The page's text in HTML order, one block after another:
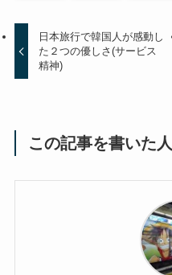
日本旅行で韓国人が感動し
た２つの優しさ(サービス
精神)
この記事を書いた人